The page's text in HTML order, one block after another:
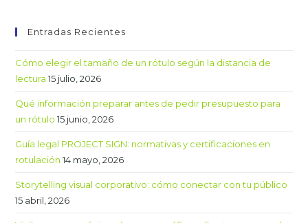
Entradas Recientes
Cómo elegir el tamaño de un rótulo según la distancia de
lectura 15 julio, 2026
Qué información preparar antes de pedir presupuesto para
un rótulo 15 junio, 2026
Guía legal PROJECT SIGN: normativas y certificaciones en
rotulación 14 mayo, 2026
Storytelling visual corporativo: cómo conectar con tu público
15 abril, 2026